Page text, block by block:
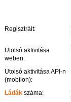
Regisztrált:
Utolsó aktivitása
weben:
Utolsó aktivitása API-n
(mobilon):
Ládák száma: